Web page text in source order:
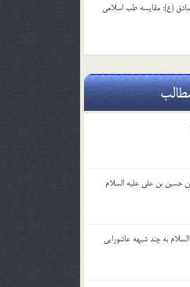
صادق (ع): مقایسه طب اسلامی
حسین بن علی علیه السلام
به چند شبهه عاشورایی